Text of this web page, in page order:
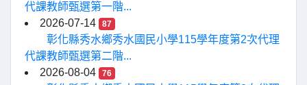
代課教師甄選第一階...
2026-07-14
87
彰化縣秀水鄉秀水國民小學115學年度第2次代理
代課教師甄選第二階...
2026-08-04
76